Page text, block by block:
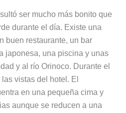
ser mucho más bonito que
durante el día. Existe una
buen restaurante, un bar
japonesa, una piscina y unas
y al río Orinoco. Durante el
vistas del hotel. El
en una pequeña cima y
aunque se reducen a una